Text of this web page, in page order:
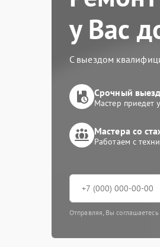
у Вас
С выездом
Срочный выезд
Мастер приедет
Мастера со
Работаем с
Отправляя, Вы